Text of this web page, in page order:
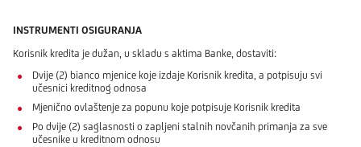
INSTRUMENTI OSIGURANJA
Korisnik kredita je dužan, u skladu s aktima Banke, dostaviti:
Dvije (2) bianco mjenice koje izdaje Korisnik kredita, a potpisuju svi
učesnici kreditnog odnosa
Mjenično ovlaštenje za popunu koje potpisuje Korisnik kredita
Po dvije (2) saglasnosti o zapljeni stalnih novčanih primanja za sve
učesnike u kreditnom odnosu